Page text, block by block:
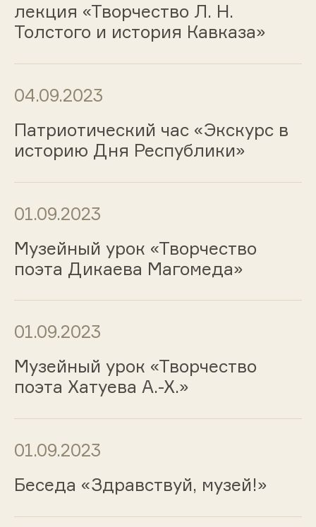
лекция «Творчество Л. Н.
Толстого и история Кавказа»
04.09.2023
Патриотический час «Экскурс в
историю Дня Республики»
01.09.2023
Музейный урок «Творчество
поэта Дикаева Магомеда»
01.09.2023
Музейный урок «Творчество
поэта Хатуева А.-Х.»
01.09.2023
Беседа «Здравствуй, музей!»